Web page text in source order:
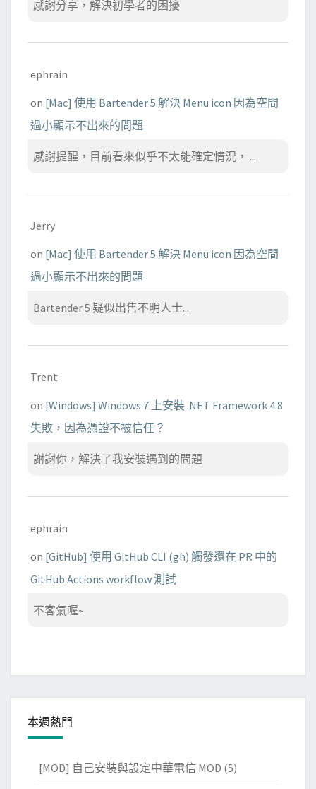
感謝分享，解決初學者的困擾
ephrain
on [Mac] 使用 Bartender 5 解決 Menu icon 因為空間
過小顯示不出來的問題
感謝提醒，目前看來似乎不太能確定情況， ...
Jerry
on [Mac] 使用 Bartender 5 解決 Menu icon 因為空間
過小顯示不出來的問題
Bartender 5 疑似出售不明人士...
Trent
on [Windows] Windows 7 上安裝 .NET Framework 4.8
失敗，因為憑證不被信任？
謝謝你，解決了我安裝遇到的問題
ephrain
on [GitHub] 使用 GitHub CLI (gh) 觸發還在 PR 中的
GitHub Actions workflow 測試
不客氣喔~
本週熱門
[MOD] 自己安裝與設定中華電信 MOD (5)